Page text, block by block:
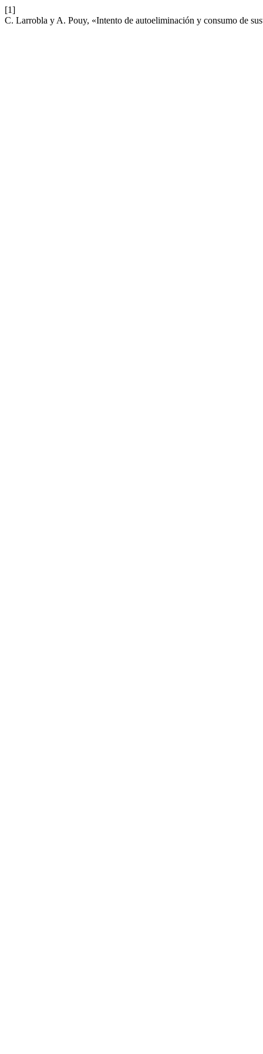
[1]
C. Larrobla y A. Pouy, «Intento de autoeliminación y consumo de